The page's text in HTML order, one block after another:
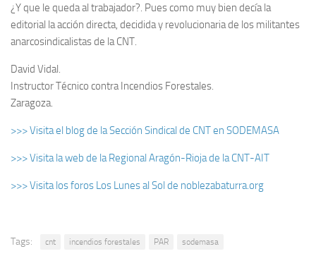
¿Y que le queda al trabaja­dor?. Pues como muy bien decía la
editorial la acción directa, decidida y revolucionaria de los militantes
anarcosindicalistas de la CNT.
David Vidal.
Instructor Técnico contra Incendios Fores­ta­les.
Zaragoza.
>>> Visita el blog de la Sección Sindical de CNT en SODEMASA
>>> Visita la web de la Regional Aragón-Rioja de la CNT-AIT
>>> Visita los foros Los Lunes al Sol de noblezabaturra.org
Tags: cnt incendios forestales PAR sodemasa